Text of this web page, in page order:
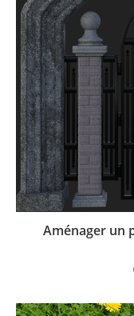
Aménager un